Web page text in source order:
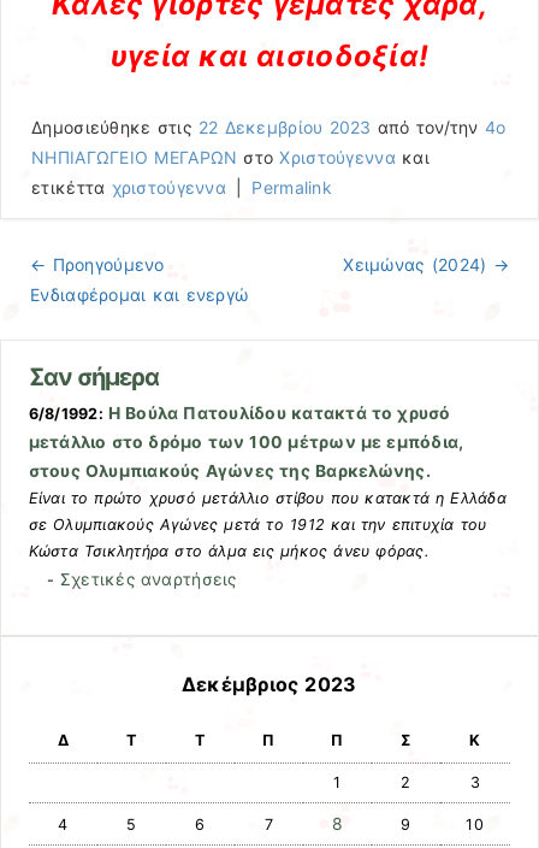
υγεία και αισιοδοξία!
Δημοσιεύθηκε στις 22 Δεκεμβρίου 2023 από τον/την 4ο
ΝΗΠΙΑΓΩΓΕΙΟ ΜΕΓΑΡΩΝ στοΧριστούγεννα και
ετικέττα χριστούγεννα Permalink
Πλοήγηση άρθρων
← Προηγούμενo
Ενδιαφέρομαι και ενεργώ
Χειμώνας (2024) →
Σαν σήμερα
6/8/1992: Η Βούλα Πατουλίδου κατακτά το χρυσό
μετάλλιο στο δρόμο των 100 μέτρων με εμπόδια,
στους Ολυμπιακούς Αγώνες της Βαρκελώνης.
Είναι το πρώτο χρυσό μετάλλιο στίβου που κατακτά η Ελλάδα
σε Ολυμπιακούς Αγώνες μετά το 1912 και την επιτυχία του
Κώστα Τσικλητήρα στο άλμα εις μήκος άνευ φόρας.
- Σχετικές αναρτήσεις
Δεκέμβριος 2023
Δ Τ Τ Π Π Σ Κ
1 2 3
4 5 6 7 8 9 10